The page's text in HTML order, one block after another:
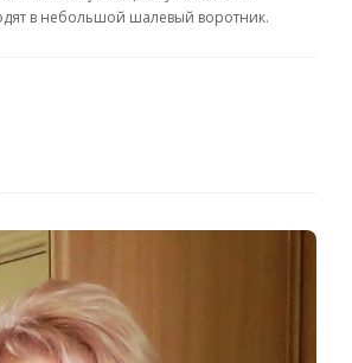
в небольшой шалевый воротник.